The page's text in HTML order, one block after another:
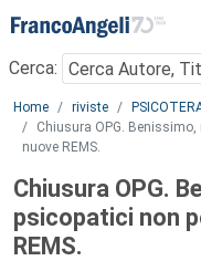
Menu
Cerca:
Main content
Home riviste
Chiusura OPG.
nuove REMS.
Chiusura OPG.
psicopatici non
REMS.